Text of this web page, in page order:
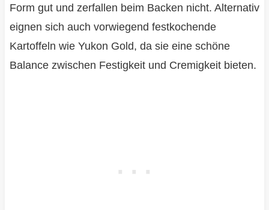
Form gut und zerfallen beim Backen nicht. Alternativ
eignen sich auch vorwiegend festkochende
Kartoffeln wie Yukon Gold, da sie eine schöne
Balance zwischen Festigkeit und Cremigkeit bieten.